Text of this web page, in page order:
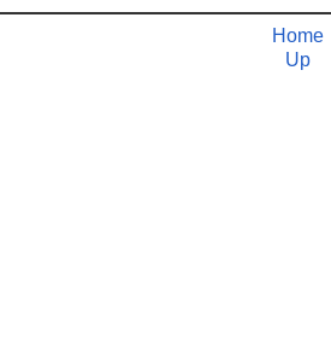
Home
Up